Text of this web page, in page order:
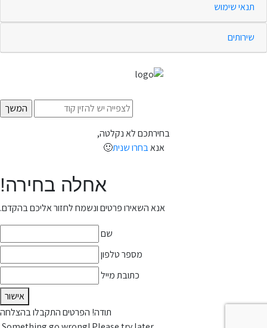
תנאי שימוש
שירותים
בחירתכם לא נקלטה,
אנאבחרו שנית🙂
אחלה בחירה!
אנא השאירו פרטים ונשמח לחזור אליכם בהקדם.
שם
מספר טלפון
כתובת מייל
אישור
תודה! הפרטים התקבלו בהצלחה